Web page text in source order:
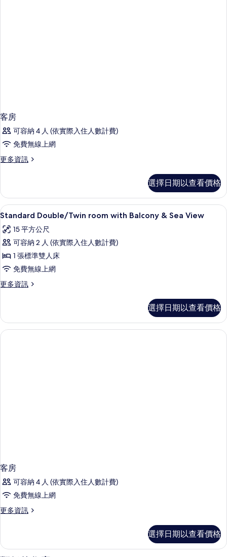
客房
可容納 4 人 (依實際入住人數計費)
免費無線上網
更多資訊
更
的
詳
情
選擇日期以查看價格
顯
示
Standard
Double/Twin
room
with
Balcony
View
的
書桌、免費搖籃/嬰兒床、免費無線上
9
Standard Double/Twin room with Balcony & Sea View
15 平方公尺
可容納 2 人 (依實際入住人數計費)
1 張標準雙人床
免費無線上網
更多資訊
更
room
with
Balcony
選擇日期以查看價格
客房
可容納 4 人 (依實際入住人數計費)
免費無線上網
更多資訊
更
的
選擇日期以查看價格